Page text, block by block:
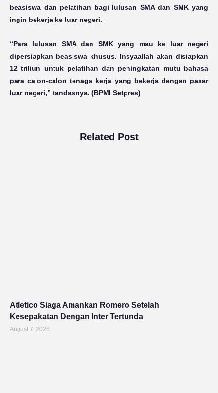
beasiswa dan pelatihan bagi lulusan SMA dan SMK yang
ingin bekerja ke luar negeri.
“Para lulusan SMA dan SMK yang mau ke luar negeri
dipersiapkan beasiswa khusus. Insyaallah akan disiapkan
12 triliun untuk pelatihan dan peningkatan mutu bahasa
para calon-calon tenaga kerja yang bekerja dengan pasar
luar negeri,” tandasnya. (BPMI Setpres)
Related Post
Atletico Siaga Amankan Romero Setelah
Kesepakatan Dengan Inter Tertunda
August 7, 2026